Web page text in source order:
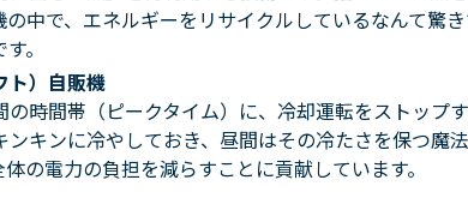
中で、エネルギーをリサイクルしているなんて驚
。
ト）自販機
時間帯（ピークタイム）に、冷却運転をストップ
キンに冷やしておき、昼間はその冷たさを保つ魔
の電力の負担を減らすことに貢献しています。